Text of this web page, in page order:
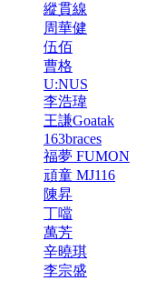
縱貫線
周華健
伍佰
曹格
U:NUS
李浩瑋
王謙Goatak
163braces
福夢 FUMON
頑童 MJ116
陳昇
丁噹
萬芳
辛曉琪
李宗盛